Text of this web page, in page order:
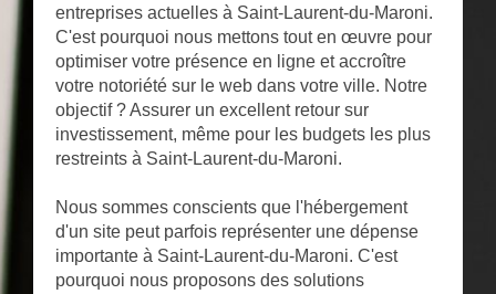
entreprises actuelles à Saint-Laurent-du-Maroni.
C'est pourquoi nous mettons tout en œuvre pour
optimiser votre présence en ligne et accroître
votre notoriété sur le web dans votre ville. Notre
objectif ? Assurer un excellent retour sur
investissement, même pour les budgets les plus
restreints à Saint-Laurent-du-Maroni.
Nous sommes conscients que l'hébergement
d'un site peut parfois représenter une dépense
importante à Saint-Laurent-du-Maroni. C'est
pourquoi nous proposons des solutions